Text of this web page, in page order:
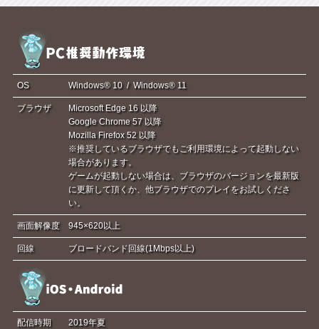
OS Windows® 10 / Windows® 11
ブラウザ
Microsoft Edge 16 以降
Google Chrome 57 以降
Mozilla Firefox 52 以降
※推奨しているブラウザでもご利用環境によって起動しない
場合があります。
ゲームが起動しない場合は、ブラウザのバージョンを最新版
に更新して頂くか、他ブラウザでのプレイをお試しくださ
い。
画面解像度 945×620以上
回線 ブロードバンド回線(1Mbps以上)
配信時期 2019年夏